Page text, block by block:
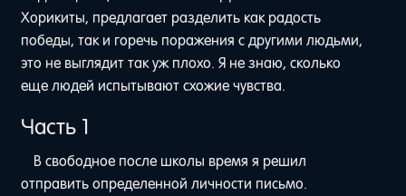
Хорикиты, предлагает разделить как радость
победы, так и горечь поражения с другими людьми,
это не выглядит так уж плохо. Я не знаю, сколько
еще людей испытывают схожие чувства.
Часть 1
В свободное после школы время я решил
отправить определенной личности письмо.